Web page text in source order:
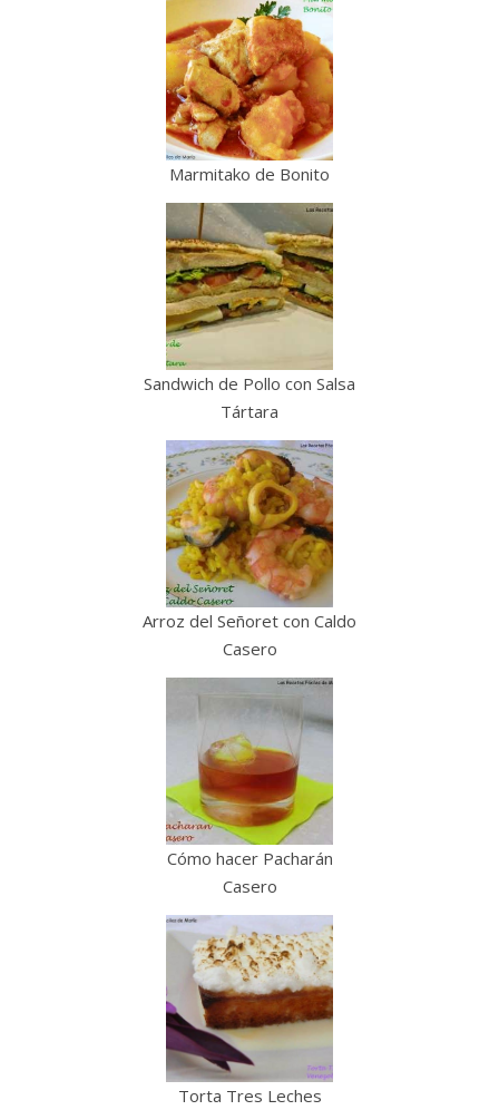
Marmitako de Bonito
Sandwich de Pollo con Salsa
Tártara
Arroz del Señoret con Caldo
Casero
Cómo hacer Pacharán
Casero
Torta Tres Leches